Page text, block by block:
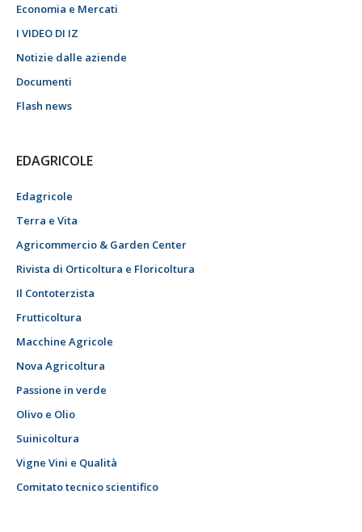
Economia e Mercati
I VIDEO DI IZ
Notizie dalle aziende
Documenti
Flash news
EDAGRICOLE
Edagricole
Terra e Vita
Agricommercio & Garden Center
Rivista di Orticoltura e Floricoltura
Il Contoterzista
Frutticoltura
Macchine Agricole
Nova Agricoltura
Passione in verde
Olivo e Olio
Suinicoltura
Vigne Vini e Qualità
Comitato tecnico scientifico